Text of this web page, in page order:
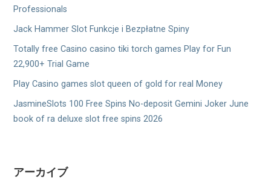
Professionals
Jack Hammer Slot Funkcje i Bezpłatne Spiny
Totally free Casino casino tiki torch games Play for Fun
22,900+ Trial Game
Play Casino games slot queen of gold for real Money
JasmineSlots 100 Free Spins No-deposit Gemini Joker June
book of ra deluxe slot free spins 2026
アーカイブ